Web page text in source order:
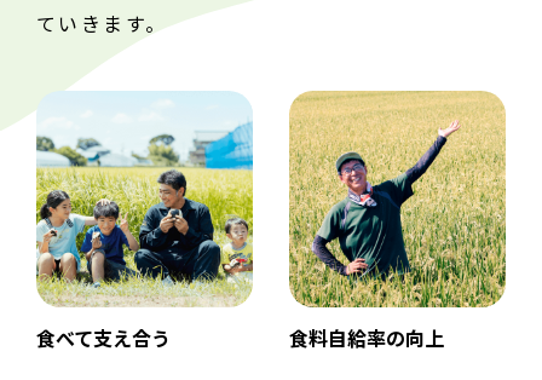
ていきます。
食べて支え合う 食料自給率の向上
産地との約束
作り手と食べ手が
つながり続けるための「約束」。
産地との約束